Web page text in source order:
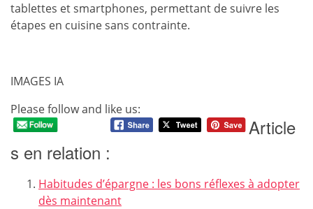
tablettes et smartphones, permettant de suivre les
étapes en cuisine sans contrainte.
IMAGES IA
Please follow and like us:
Article
s en relation :
Habitudes d’épargne : les bons réflexes à adopter
dès maintenant